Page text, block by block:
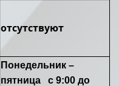
отсутствуют
Понедельник –
пятница с 9:00 до